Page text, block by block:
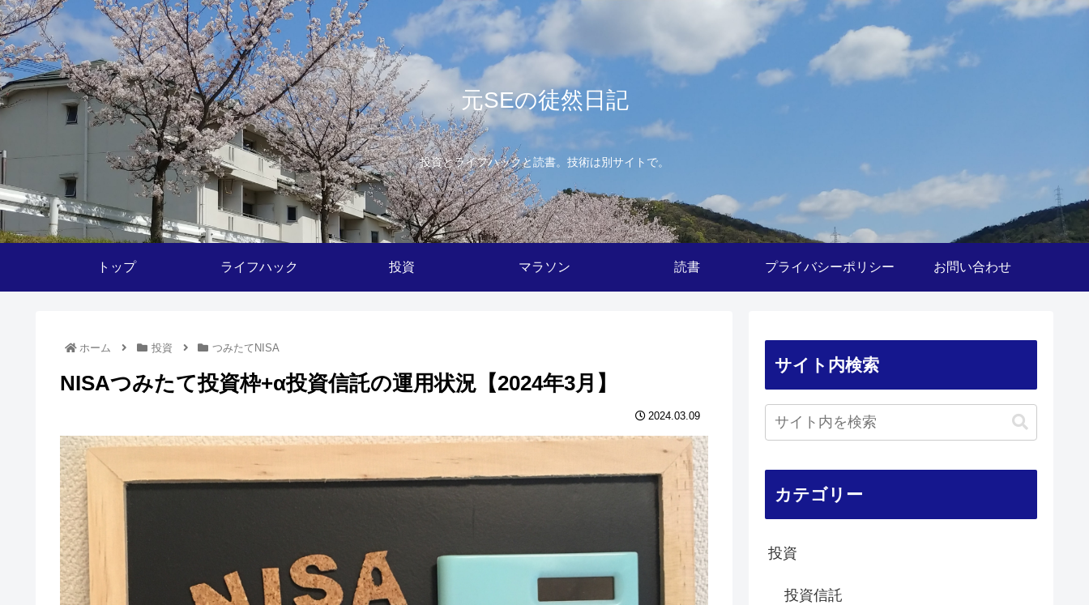
元SEの徒然日記
投資とライフハックと読書。技術は別サイトで。
トップ ライフハック 投資 マラソン 読書 プライバシーポリシー お問い合わせ
ホーム 投資 つみたてNISA
NISAつみたて投資枠+α投資信託の運用状況【2024年3月】
2024.03.09
サイト内検索
カテゴリー
投資
投資信託